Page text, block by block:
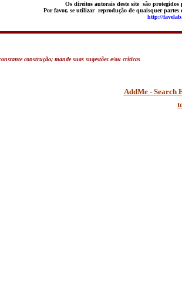
Os direitos autorais deste site são protegidos
Por favor, se utilizar reprodução de quaisquer
http://
construção; mande suas sugestões e/ou críticas
AddMe - Search